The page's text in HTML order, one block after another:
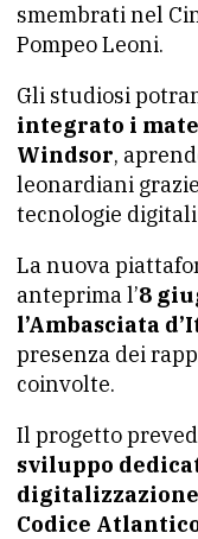
smembrati nel
Pompeo Leoni.
Gli studiosi
integrato i
Windsor,
leonardiani
tecnologie digitali
La nuova
anteprima l’8
l’Ambasciata
presenza dei
coinvolte.
Il progetto
sviluppo
digitalizzazione
Codice